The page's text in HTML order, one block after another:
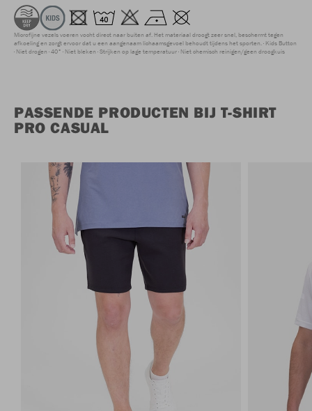
Microfijne vezels voeren vocht direct naar buiten af. Het materiaal droogt zeer snel, beschermt tegen
afkoeling en zorgt ervoor dat u een aangenaam lichaamsgevoel behoudt tijdens het sporten. Kids Button
Niet drogen 40° Niet bleken Strijken op lage temperatuur Niet chemisch reinigen/geen droogkuis
PASSENDE PRODUCTEN BIJ T-SHIRT
PRO CASUAL